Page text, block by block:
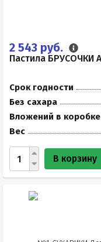
2 543 руб.
Пастила БРУСОЧКИ
Срок годности
Без сахара
Вложений в коробке
Вес
В корзину